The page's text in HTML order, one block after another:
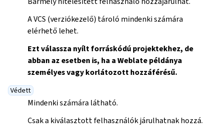
A VCS (verziókezelő) tároló mindenki számára
elérhető lehet.
Ezt válassza nyílt forráskódú projektekhez, de
abban az esetben is, ha a Weblate példánya
személyes vagy korlátozott hozzáférésű.
Védett
Mindenki számára látható.
Csak a kiválasztott felhasználók járulhatnak hozzá.